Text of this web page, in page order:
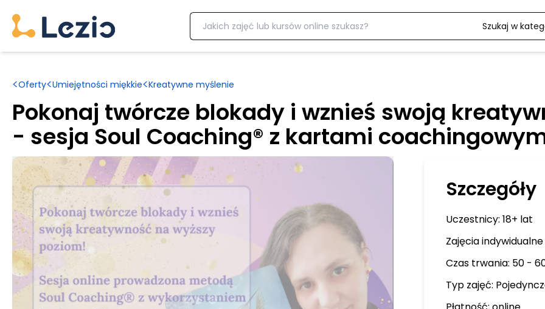
Szukaj w
<Oferty<Umiejętności miękkie<Kreatywne myślenie
Pokonaj twórcze blokady i wznieś swoją
- sesja Soul Coaching® z kartami
Szczegóły
Uczestnicy: 18+ lat
Zajęcia indywidualne
Czas trwania: 50 -
Typ zajęć: